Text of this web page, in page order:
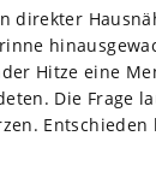
direk­ter
Hitze eine
Die Frage